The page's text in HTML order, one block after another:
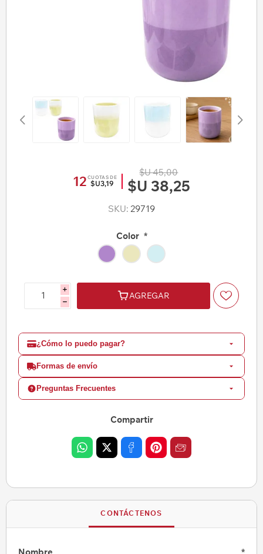
12 CUOTAS DE
$U3,19
$U 45,00
$U 38,25
SKU: 29719
Color *
i
h
AGREGAR
¿Cómo lo puedo pagar?
Formas de envío
Preguntas Frecuentes
Compartir
CONTÁCTENOS